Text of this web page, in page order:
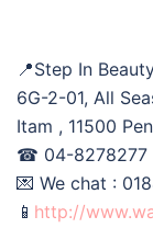
📍Step In
6G-2-01, All
Itam , 11500
☎ 04-8278277
💌 We chat :
📱 http://